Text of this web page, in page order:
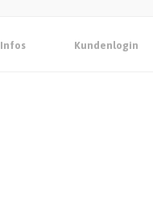
Infos Kundenlogin